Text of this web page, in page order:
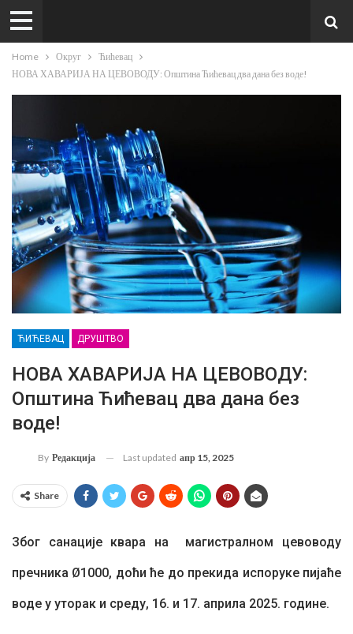
Home Округ
Ћићевац
НОВА ХАВАРИЈА НА ЦЕВОВОДУ: Општина Ћићевац два дана без воде!
ЋИЋЕВАЦ ДРУШТВО
НОВА ХАВАРИЈА НА ЦЕВОВОДУ:
Општина Ћићевац два дана без
воде!
By Редакција Last updated апр 15, 2025
Share
Због санације квара на магистралном цевоводу
пречника Ø1000, доћи ће до прекида испоруке пијаће
воде у уторак и среду, 16. и 17. априла 2025. године.